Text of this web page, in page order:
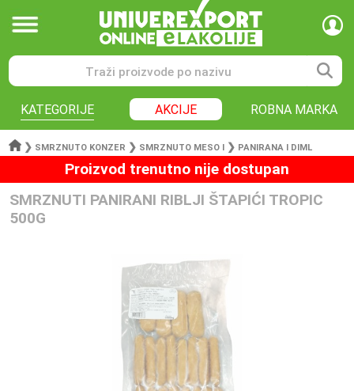
KATEGORIJE AKCIJE ROBNA MARKA
❯ SMRZNUTO KONZER ❯ SMRZNUTO MESO I ❯ PANIRANA I DIML
Proizvod trenutno nije dostupan
SMRZNUTI PANIRANI RIBLJI ŠTAPIĆI TROPIC
500G